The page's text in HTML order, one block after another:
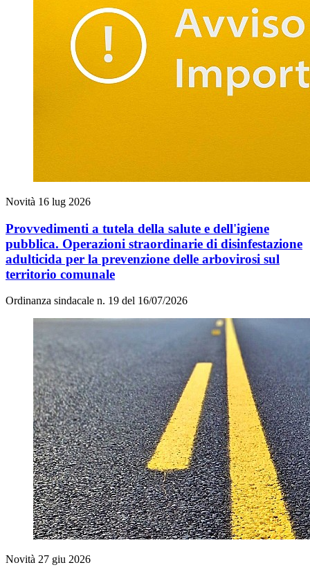
Novità 16 lug 2026
Provvedimenti a tutela della salute e dell'igiene
pubblica. Operazioni straordinarie di disinfestazione
adulticida per la prevenzione delle arbovirosi sul
territorio comunale
Ordinanza sindacale n. 19 del 16/07/2026
Novità 27 giu 2026